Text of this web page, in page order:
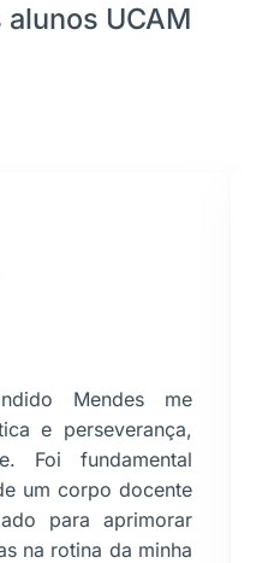
UCAM
Mendes me
e perseverança,
Foi fundamental
um corpo docente
para aprimorar
na rotina da minha